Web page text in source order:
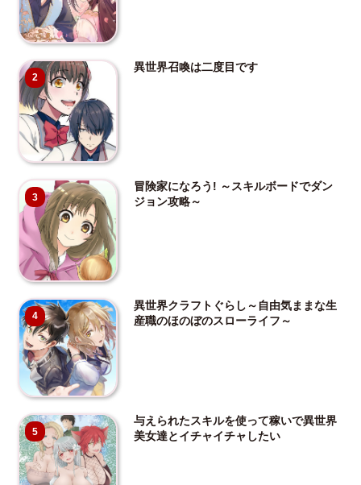
2
異世界召喚は二度目です
3
冒険家になろう! ～スキルボードでダン
ジョン攻略～
4
異世界クラフトぐらし～自由気ままな生
産職のほのぼのスローライフ～
5
与えられたスキルを使って稼いで異世界
美女達とイチャイチャしたい